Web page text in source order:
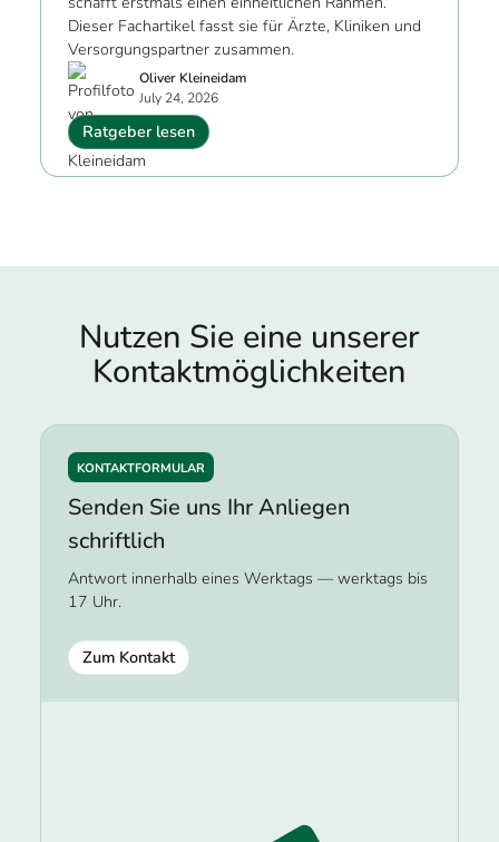
Dieser Fachartikel fasst sie für Ärzte, Kliniken und
Versorgungspartner zusammen.
Oliver Kleineidam
July 24, 2026
Ratgeber lesen
Nutzen Sie eine unserer
Kontakt­möglichkeiten
KONTAKTFORMULAR
Senden Sie uns Ihr Anliegen
schriftlich
Antwort innerhalb eines Werktags — werktags bis
17 Uhr.
Zum Kontakt